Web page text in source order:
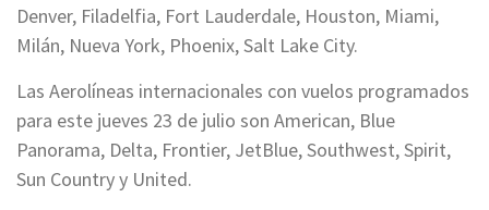
Denver, Filadelfia, Fort Lauderdale, Houston, Miami,
Milán, Nueva York, Phoenix, Salt Lake City.
Las Aerolíneas internacionales con vuelos programados
para este jueves 23 de julio son American, Blue
Panorama, Delta, Frontier, JetBlue, Southwest, Spirit,
Sun Country y United.